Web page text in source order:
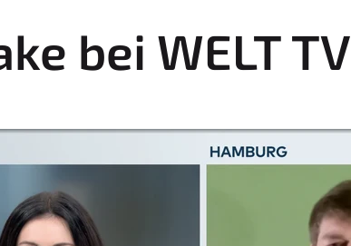
bei WELT TV